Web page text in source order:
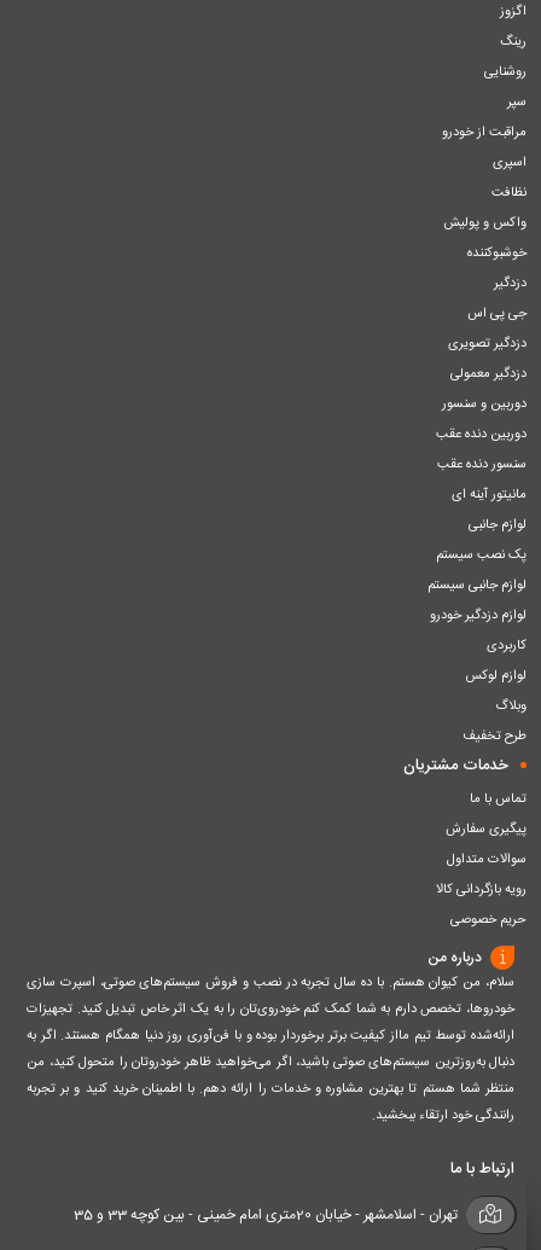
اگزوز
رینگ
روشنایی
سپر
مراقبت از خودرو
اسپری
نظافت
واکس و پولیش
خوشبوکننده
دزدگیر
جی پی اس
دزدگیر تصویری
دزدگیر معمولی
دوربین و سنسور
دوربین دنده عقب
سنسور دنده عقب
مانیتور آینه ای
لوازم جانبی
پک نصب سیستم
لوازم جانبی سیستم
لوازم دزدگیر خودرو
کاربردی
لوازم لوکس
وبلاگ
طرح تخفیف
خدمات مشتریان
تماس با ما
پیگیری سفارش
سوالات متداول
رویه بازگردانی کالا
حریم خصوصی
درباره من
سلام، من کیوان هستم. با ده سال تجربه در نصب و فروش سیستم‌های صوتی، اسپرت سازی
خودروها، تخصص دارم به شما کمک کنم خودروی‌تان را به یک اثر خاص تبدیل کنید. تجهیزات
ارائه‌شده توسط تیم مااز کیفیت برتر برخوردار بوده و با فن‌آوری روز دنیا همگام هستند. اگر به
دنبال به‌روزترین سیستم‌های صوتی باشید، اگر می‌خواهید ظاهر خودروتان را متحول کنید، من
منتظر شما هستم تا بهترین مشاوره و خدمات را ارائه دهم. با اطمینان خرید کنید و بر تجربه
رانندگی خود ارتقاء ببخشید.
ارتباط با ما
تهران - اسلامشهر - خیابان 20متری امام خمینی - بین کوچه 33 و 35